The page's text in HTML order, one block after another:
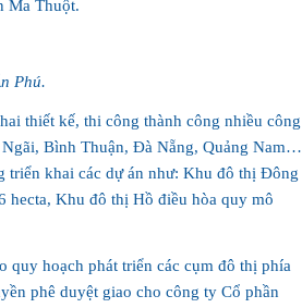
Ma Thuột.
Phú.
thiết kế, thi công thành công nhiều công
Bình Thuận, Đà Nẵng, Quảng Nam…
triển khai các dự án như: Khu đô thị Đông
hecta, Khu đô thị Hồ điều hòa quy mô
quy hoạch phát triển các cụm đô thị phía
phê duyệt giao cho công ty Cổ phần